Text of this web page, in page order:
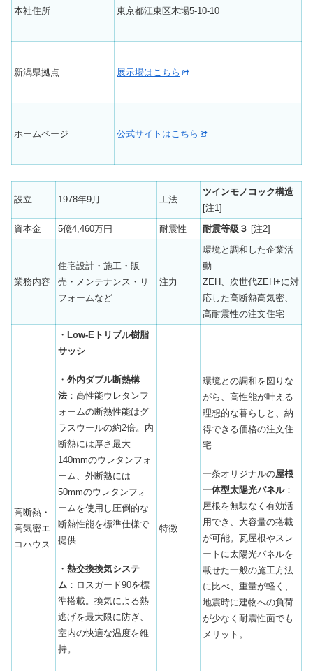
本社住所 東京都江東区木場5-10-10
新潟県拠点 展示場はこちら
ホームページ 公式サイトはこちら
設立 1978年9月 工法
ツインモノコック構造
[注1]
資本金
5億4,460万円 耐震性 耐震等級３ [注2]
業務内容
住宅設計・施工・販
売・メンテナンス・リ
フォームなど
注力
環境と調和した企業活
動
ZEH、次世代ZEH+に対
応した高断熱高気密、
高耐震性の注文住宅
高断熱・
高気密エ
コハウス
・ Low-Eトリプル樹脂
サッシ
・ 外内ダブル断熱構
法 ：高性能ウレタンフ
ォームの断熱性能はグ
ラスウールの約2倍。内
断熱には厚さ最大
140mmのウレタンフォ
ーム、外断熱には
50mmのウレタンフォ
ームを使用し圧倒的な
断熱性能を標準仕様で
提供
・ 熱交換換気システ
ム ：ロスガード90を標
準搭載。換気による熱
逃げを最大限に防ぎ、
室内の快適な温度を維
持。
特徴
環境との調和を図りな
がら、高性能が叶える
理想的な暮らしと、納
得できる価格の注文住
宅
一条オリジナルの屋根
一体型太陽光パネル：
屋根を無駄なく有効活
用でき、大容量の搭載
が可能。瓦屋根やスレ
ートに太陽光パネルを
載せた一般の施工方法
に比べ、重量が軽く、
地震時に建物への負荷
が少なく耐震性面でも
メリット。